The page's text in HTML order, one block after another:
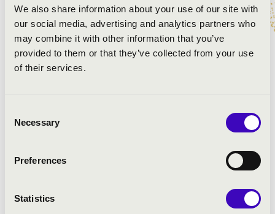
We also share information about your use of our site with
our social media, advertising and analytics partners who
may combine it with other information that you’ve
provided to them or that they’ve collected from your use
of their services.
Selection
Necessary
Preferences
Statistics
Clérambault: Suite du deuxième ton
- Plein Jeu
- Duo
- Trio
- Caprice sur les grands jeux
Scheidemann: In dich habe ich gehoffet, Herr - közös
Szirtes: Lacrimosa
Magyar népdalfüzér újraértelmezve, átdolgozva - Avagy